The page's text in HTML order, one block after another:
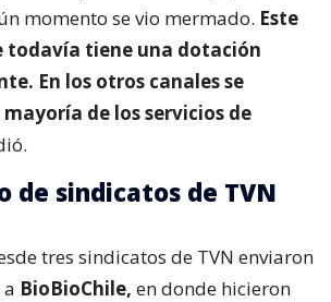
momento se vio mermado. Este
todavía tiene una dotación
En los otros canales se
de los servicios de
de sindicatos de TVN
tres sindicatos de TVN enviaron
BioBioChile, en donde hicieron